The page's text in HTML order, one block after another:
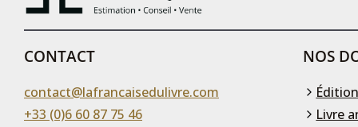
CONTACT
contact@lafrancaisedulivre.com
+33 (0)6 60 87 75 46
NOS
Livre